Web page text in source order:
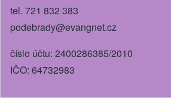
tel. 721 832 383
podebrady@evangnet.cz
číslo účtu: 2400286385/2010
IČO: 64732983